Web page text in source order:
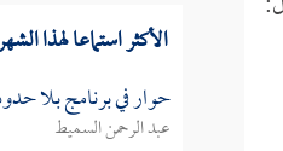
الأكثر استماعا لهذا
حوار في برنامج بلا
عبد الرحمن السميط